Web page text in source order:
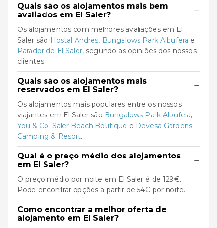
Quais são os alojamentos mais bem
avaliados em El Saler?
−
Os alojamentos com melhores avaliações em El
Saler são Hostal Andres, Bungalows Park Albufera e
Parador de El Saler, segundo as opiniões dos nossos
clientes.
Quais são os alojamentos mais
reservados em El Saler?
−
Os alojamentos mais populares entre os nossos
viajantes em El Saler são Bungalows Park Albufera,
You & Co. Saler Beach Boutique e Devesa Gardens
Camping & Resort.
Qual é o preço médio dos alojamentos
em El Saler?
−
O preço médio por noite em El Saler é de 129€.
Pode encontrar opções a partir de 54€ por noite.
Como encontrar a melhor oferta de
alojamento em El Saler?
−